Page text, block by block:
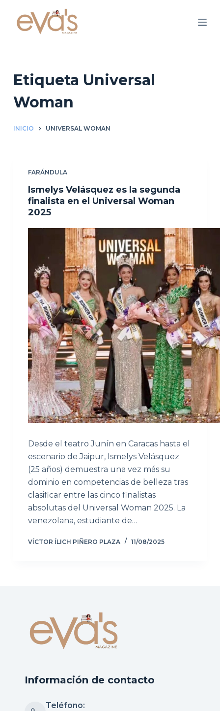
o
Etiqueta Universal
Woman
INICIO UNIVERSAL WOMAN
FARÁNDULA
Ismelys Velásquez es la segunda
finalista en el Universal Woman
2025
Desde el teatro Junín en Caracas hasta el
escenario de Jaipur, Ismelys Velásquez
(25 años) demuestra una vez más su
dominio en competencias de belleza tras
clasificar entre las cinco finalistas
absolutas del Universal Woman 2025. La
venezolana, estudiante de…
VÍCTOR ÍLICH PIÑERO PLAZA 11/08/2025
Información de contacto
Teléfono: